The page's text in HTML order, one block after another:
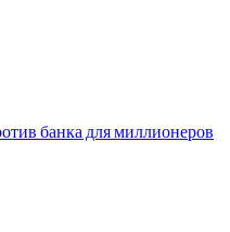
банка для миллионеров